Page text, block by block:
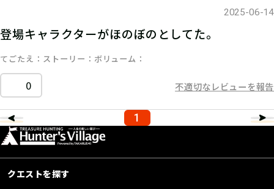
2025-06-14
登場キャラクターがほのぼのとしてた。
てごたえ ストーリー ボリューム
0 不適切なレビューを報告
1
クエストを探す